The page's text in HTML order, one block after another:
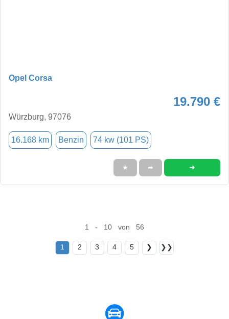
Opel Corsa
19.790 €
Würzburg, 97076
16.168 km Benzin 74 kw (101 PS)
★ ➦ ➜
1 - 10 von 56
1 2 3 4 5 ❯ ❯❯